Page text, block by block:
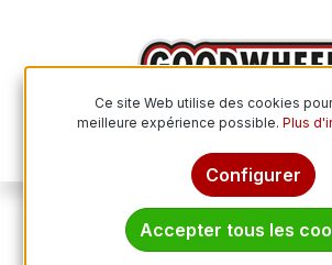
Pneus toutes saisons
BRIDGESTONE DURAVIS ALL
Ce site Web utilise des cookies
meilleure expérience possible. Plus
Configurer
Accepter tous les